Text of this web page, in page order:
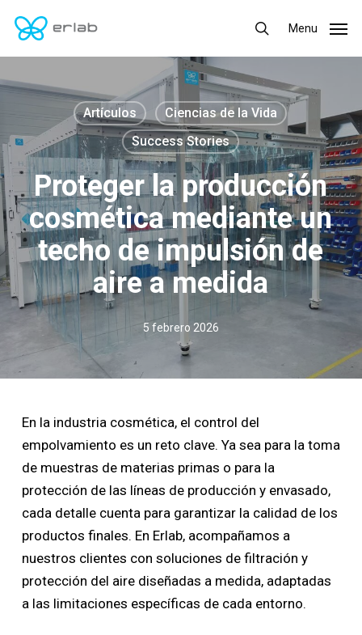
main
content
search
Menu
Artículos
Ciencias de la Vida
Success Stories
Proteger la producción
cosmética mediante un
techo de impulsión de
aire a medida
5 febrero 2026
En la industria cosmética, el control del
empolvamiento es un reto clave. Ya sea para la toma
de muestras de materias primas o para la
protección de las líneas de producción y envasado,
cada detalle cuenta para garantizar la calidad de los
productos finales. En Erlab, acompañamos a
nuestros clientes con soluciones de filtración y
protección del aire diseñadas a medida, adaptadas
a las limitaciones específicas de cada entorno.